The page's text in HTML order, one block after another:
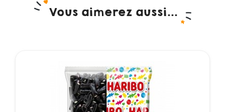
Vous aimerez aussi...